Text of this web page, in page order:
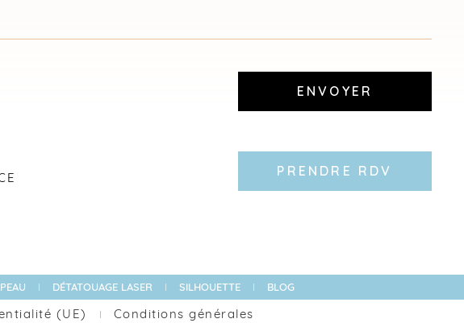
ENVOYER
PRENDRE RDV
DÉTATOUAGE LASER SILHOUETTE BLOG
(UE) Conditions générales